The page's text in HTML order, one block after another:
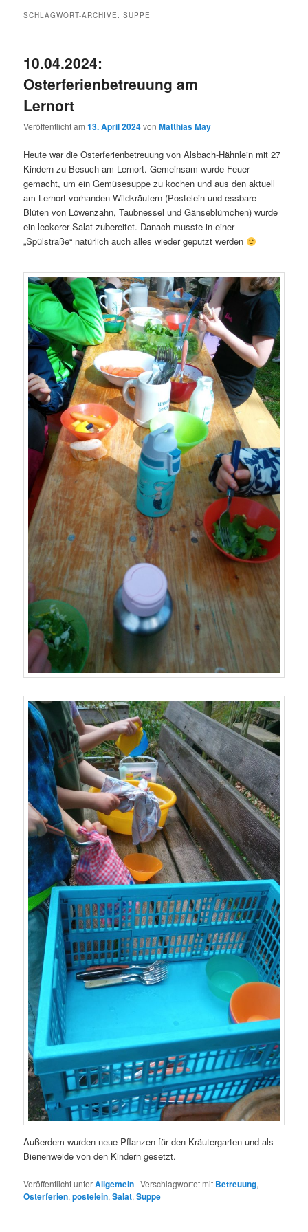
SCHLAGWORT-ARCHIVE:SUPPE
10.04.2024:
Osterferienbetreuung am
Lernort
Veröffentlicht am13. April 2024vonMatthias May
Heute war die Osterferienbetreuung von Alsbach-Hähnlein mit 27
Kindern zu Besuch am Lernort. Gemeinsam wurde Feuer
gemacht, um ein Gemüsesuppe zu kochen und aus den aktuell
am Lernort vorhanden Wildkräutern (Postelein und essbare
Blüten von Löwenzahn, Taubnessel und Gänseblümchen) wurde
ein leckerer Salat zubereitet. Danach musste in einer
„Spülstraße“ natürlich auch alles wieder geputzt werden
Außerdem wurden neue Pflanzen für den Kräutergarten und als
Bienenweide von den Kindern gesetzt.
Veröffentlicht unterAllgemein |Verschlagwortet mit Betreuung,
Osterferien,postelein,Salat,Suppe